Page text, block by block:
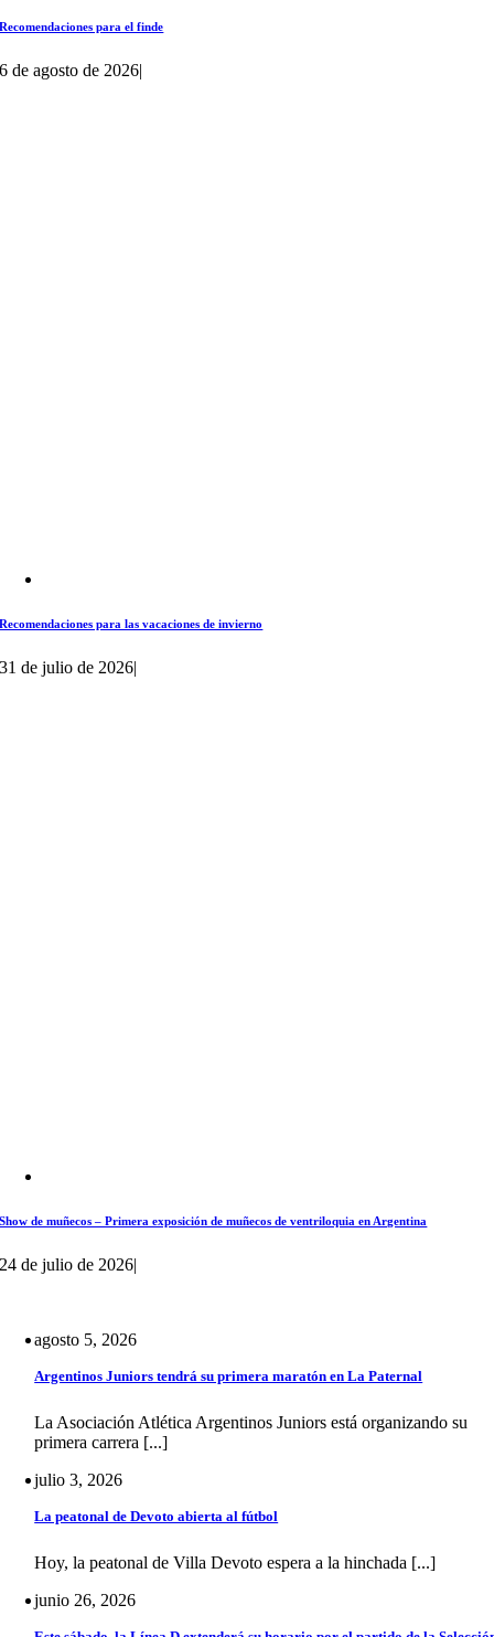
Recomendaciones para el finde
6 de agosto de 2026|
Recomendaciones para las vacaciones de invierno
31 de julio de 2026|
Show de muñecos – Primera exposición de muñecos de ventriloquia en Argentina
24 de julio de 2026|
agosto 5, 2026
Argentinos Juniors tendrá su primera maratón en La Paternal
La Asociación Atlética Argentinos Juniors está organizando su
primera carrera [...]
julio 3, 2026
La peatonal de Devoto abierta al fútbol
Hoy, la peatonal de Villa Devoto espera a la hinchada [...]
junio 26, 2026